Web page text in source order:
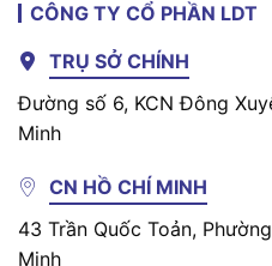
CÔNG TY CỔ PHẦN LDT
TRỤ SỞ CHÍNH
Đường số 6, KCN Đông
Minh
CN HỒ CHÍ MINH
43 Trần Quốc Toản,
Minh